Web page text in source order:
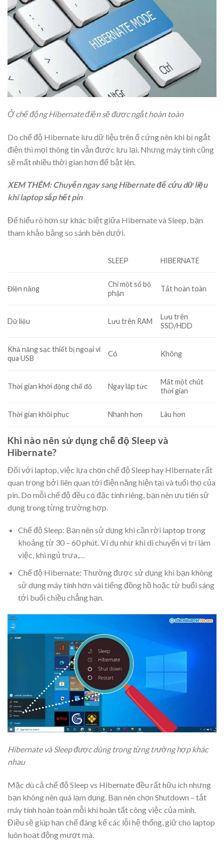
Ở chế động Hibernate điện sẽ được ngắt hoàn toàn
Do chế độ Hibernate lưu dữ liệu trên ổ cứng nên khi bị ngắt
điện thì mọi thông tin vẫn được lưu lại. Nhưng máy tính cũng
sẽ mất nhiều thời gian hơn để bật lên.
XEM THÊM: Chuyển ngay sang Hibernate để cứu dữ liệu
khi laptop sắp hết pin
Để hiểu rõ hơn sự khác biệt giữa Hibernate và Sleep, bạn
tham khảo bảng so sánh bên dưới.
SLEEP HIBERNATE
Điện năng
Chỉ một số bộ
phận
Tắt hoàn toàn
Dữ liệu Lưu trên RAM
Lưu trên
SSD/HDD
Khả năng sạc thiết bị ngoại vi
qua USB
Có Không
Thời gian khởi động chế độ Ngay lập tức
Mất một chút
thời gian
Thời gian khôi phục Nhanh hơn Lâu hơn
Khi nào nên sử dụng chế độ Sleep và
Hibernate?
Đối với laptop, việc lựa chọn chế độ Sleep hay Hibernate rất
quan trọng bởi liên quan tới điện năng hiện tại và tuổi thọ của
pin. Do mỗi chế độ đều có đặc tính riêng, bạn nên ưu tiên sử
dụng trong từng trường hợp.
Chế độ Sleep: Bạn nên sử dụng khi cần rời laptop trong
khoảng từ 30 – 60 phút. Ví dụ như khi di chuyển vị trí làm
việc, khi ngủ trưa,…
Chế độ Hibernate: Thường được sử dụng khi bạn không
sử dụng máy tính hơn vài tiếng đồng hồ hoặc từ buổi sáng
tới buổi chiều chẳng hạn.
Hibernate và Sleep được dùng trong từng trường hợp khác
nhau
Mặc dù cả chế độ Sleep vs Hibernate đều rất hữu ích nhưng
bạn không nên quá lạm dụng. Bạn nên chọn Shutdown – tắt
máy tính hoàn toàn mỗi khi hoàn tất công việc của mình.
Điều sẽ giúp hạn chế đáng kể các lỗi hệ thống, giữ cho laptop
luôn hoạt động mượt mà.